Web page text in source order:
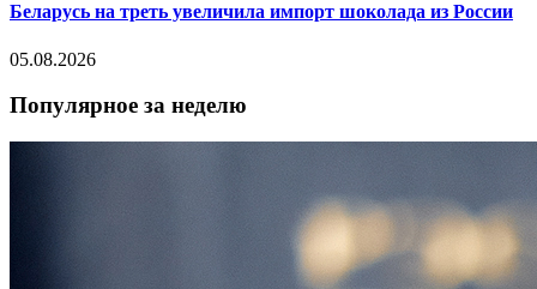
Беларусь на треть увеличила импорт шоколада из России
05.08.2026
Популярное за неделю